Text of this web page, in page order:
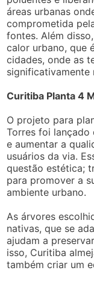
áreas urbanas
comprometida
fontes. Além
calor urbano, que
cidades, onde as
significativamente
Curitiba Planta 4
O projeto para
Torres foi
e aumentar a
usuários da via.
questão estética;
para promover a
ambiente urbano.
As árvores
nativas, que se
ajudam a
isso, Curitiba
também criar um